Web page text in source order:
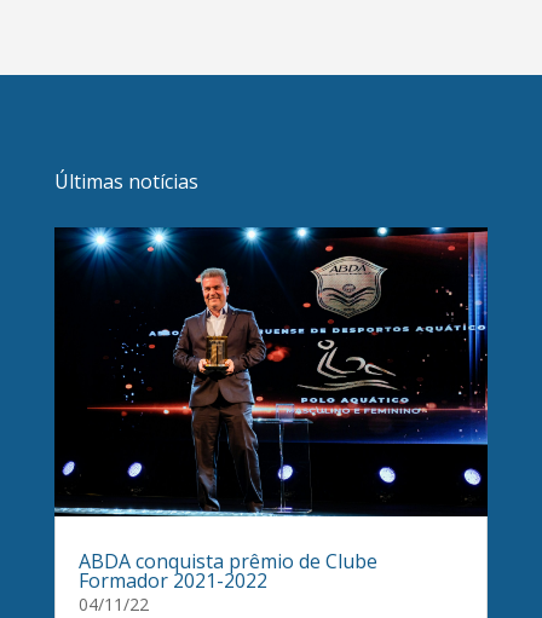
Últimas notícias
ABDA conquista prêmio de Clube
Formador 2021-2022
04/11/22